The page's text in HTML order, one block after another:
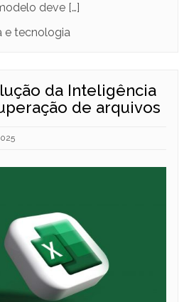
deve […]
e tecnologia
da Inteligência
de arquivos